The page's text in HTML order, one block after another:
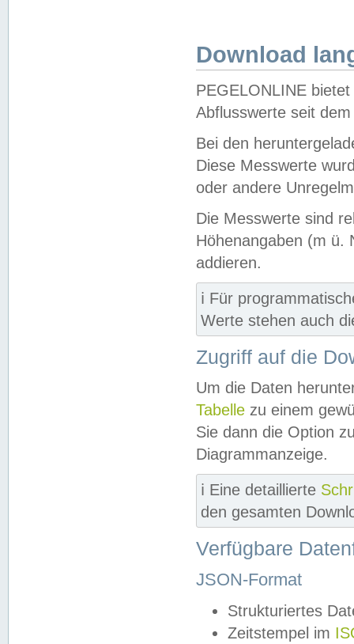
Download
PEGELONLINE
Abflusswerte seit
Bei den
Diese Messwerte
oder andere
Die Messwerte sind
Höhenangaben (m ü.
addieren.
ℹ️ Für
Werte stehen auch
Zugriff auf die
Um die Daten
Tabelle zu einem
Sie dann die Option
Diagrammanzeige.
ℹ️ Eine detaillierte
den gesamten
Verfügbare
JSON-Format
Strukturiertes
Zeitstempel im